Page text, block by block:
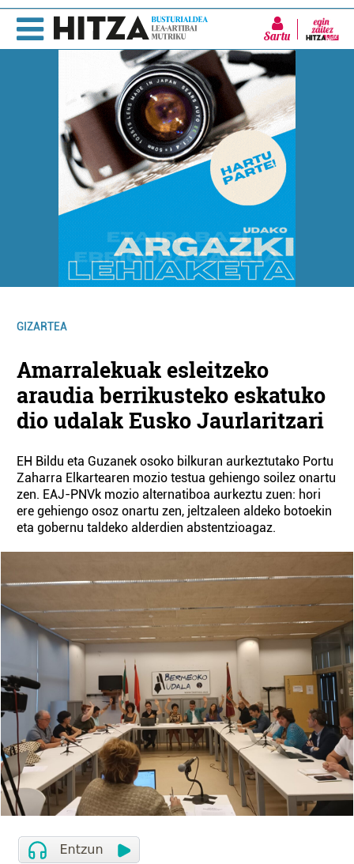
Sartu
GIZARTEA
Amarralekuak esleitzeko
araudia berrikusteko eskatuko
dio udalak Eusko Jaurlaritzari
EH Bildu eta Guzanek osoko bilkuran aurkeztutako Portu
Zaharra Elkartearen mozio testua gehiengo soilez onartu
zen. EAJ-PNVk mozio alternatiboa aurkeztu zuen: hori
ere gehiengo osoz onartu zen, jeltzaleen aldeko botoekin
eta gobernu taldeko alderdien abstentzioagaz.